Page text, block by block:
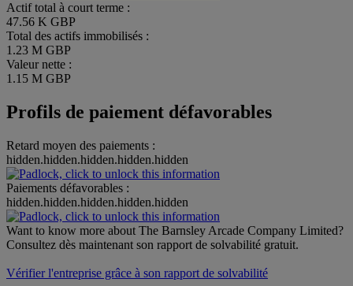
Actif total à court terme :
47.56 K GBP
Total des actifs immobilisés :
1.23 M GBP
Valeur nette :
1.15 M GBP
Profils de paiement défavorables
Retard moyen des paiements :
hidden.hidden.hidden.hidden.hidden
Paiements défavorables :
hidden.hidden.hidden.hidden.hidden
Want to know more about The Barnsley Arcade Company Limited?
Consultez dès maintenant son rapport de solvabilité gratuit.
Vérifier l'entreprise grâce à son rapport de solvabilité